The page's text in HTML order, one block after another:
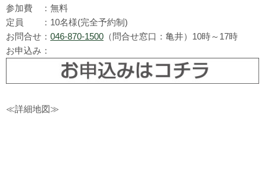
参加費 ：無料
定員 ：10名様(完全予約制)
お問合せ： 046-870-1500 （問合せ窓口：亀井）10時～17時
お申込み：
≪詳細地図≫